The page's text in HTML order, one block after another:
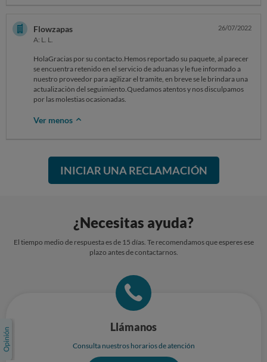
Flowzapas
A: L. L.
26/07/2022
HolaGracias por su contacto.Hemos reportado su paquete, al parecer
se encuentra retenido en el servicio de aduanas y le fue informado a
nuestro proveedor para agilizar el tramite, en breve se le brindara una
actualizaciòn del seguimiento.Quedamos atentos y nos disculpamos
por las molestias ocasionadas.
Ver menos
INICIAR UNA RECLAMACIÓN
¿Necesitas ayuda?
El tiempo medio de respuesta es de 15 días. Te recomendamos que esperes ese
plazo antes de contactarnos.
Llámanos
Consulta nuestros horarios de atención